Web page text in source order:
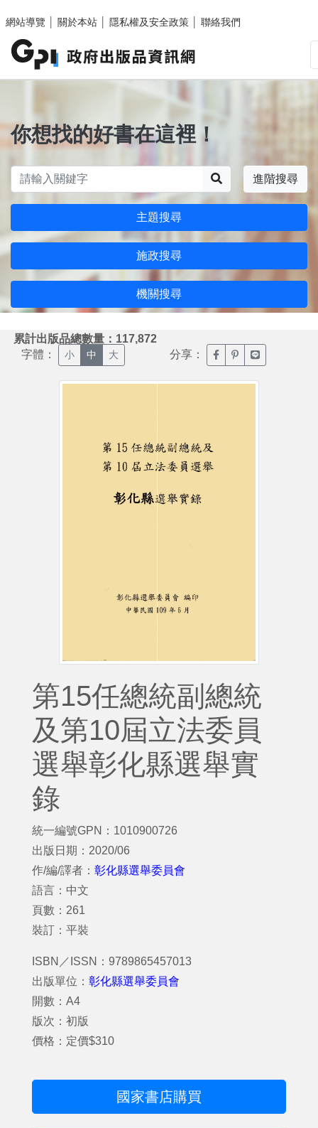
網站導覽
關於本站 隱私權及安全政策 聯絡我們
你想找的好書在這裡！
進階搜尋
主題搜尋
施政搜尋
機關搜尋
累計出版品總數量：117,872
字體： 小 中 大 分享： 臉書分享(另開新視窗)
噗浪分享(另開新
Line分享(另
第15任總統副總統
及第10屆立法委員
選舉彰化縣選舉實
錄
統一編號GPN：1010900726
出版日期：2020/06
作/編/譯者： 彰化縣選舉委員會
語言：中文
頁數：261
裝訂：平裝
ISBN／ISSN：9789865457013
出版單位： 彰化縣選舉委員會
開數：A4
版次：初版
價格：定價$310
國家書店購買